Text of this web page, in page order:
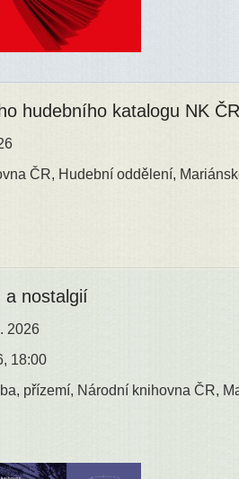
hudebního katalogu NK ČR
ČR, Hudební oddělení,
a nostalgií
2026
18:00
přízemí, Národní knihovna ČR,